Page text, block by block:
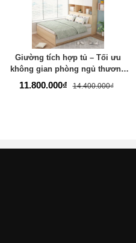
Giường tích hợp tủ – Tối ưu
không gian phòng ngủ thương
hiệu TADA- TD226
11.800.000₫ 14.400.000₫